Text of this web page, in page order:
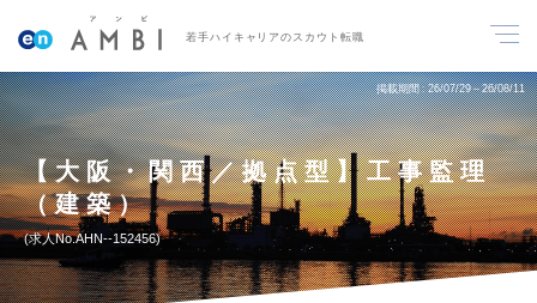
若手ハイキャリアのスカウト転職
掲載期間 26/07/29～26/08/11
【大阪・関西／拠点型】工事監理
（建築）
求人No.AHN--152456